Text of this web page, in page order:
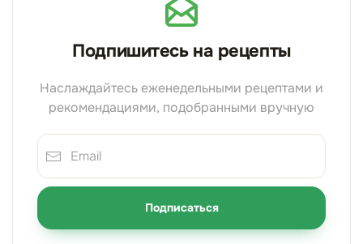
Подпишитесь на рецепты
Наслаждайтесь еженедельными рецептами и
рекомендациями, подобранными вручную
Подписаться